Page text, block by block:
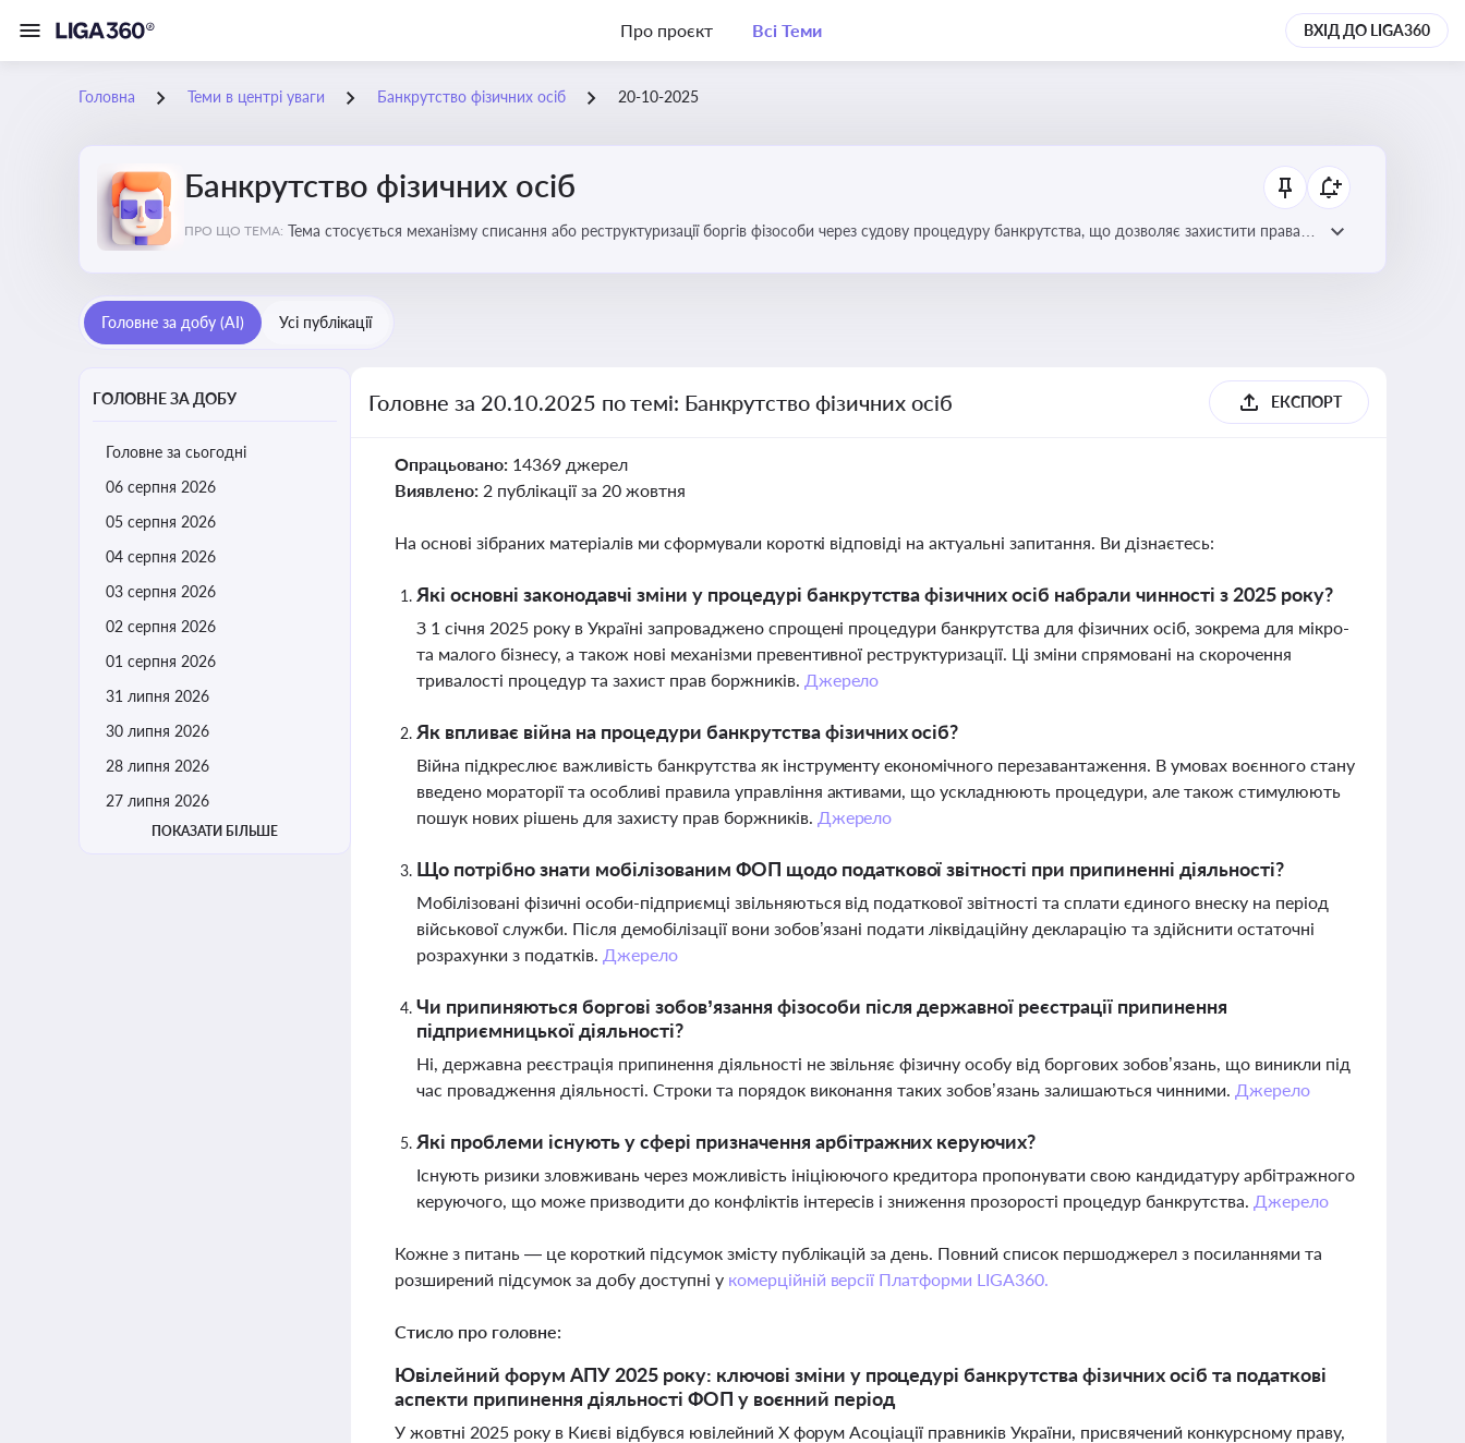
Про проєкт Всі Теми ВХІД ДО LIGA360
Головна Теми в центрі уваги Банкрутство фізичних осіб 20-10-2025
Банкрутство фізичних осіб
ПРО ЩО ТЕМА: Тема стосується механізму списання або реструктуризації боргів фізособи через судову процедуру банкрутства, що дозволяє захистити права
Головне за добу (AI) Усі публікації
ГОЛОВНЕ ЗА ДОБУ
Головне за сьогодні
06 серпня 2026
05 серпня 2026
04 серпня 2026
03 серпня 2026
02 серпня 2026
01 серпня 2026
31 липня 2026
30 липня 2026
28 липня 2026
27 липня 2026
ПОКАЗАТИ БІЛЬШЕ
Головне за 20.10.2025 по темі: Банкрутство фізичних осіб ЕКСПОРТ
Опрацьовано: 14369 джерел
Виявлено: 2 публікації за 20 жовтня
На основі зібраних матеріалів ми сформували короткі відповіді на актуальні запитання. Ви дізнаєтесь:
Які основні законодавчі зміни у процедурі банкрутства фізичних осіб набрали чинності з 2025 року?
З 1 січня 2025 року в Україні запроваджено спрощені процедури банкрутства для фізичних осіб, зокрема для мікро-
та малого бізнесу, а також нові механізми превентивної реструктуризації. Ці зміни спрямовані на скорочення
тривалості процедур та захист прав боржників. Джерело
Як впливає війна на процедури банкрутства фізичних осіб?
Війна підкреслює важливість банкрутства як інструменту економічного перезавантаження. В умовах воєнного стану
введено мораторії та особливі правила управління активами, що ускладнюють процедури, але також стимулюють
пошук нових рішень для захисту прав боржників. Джерело
Що потрібно знати мобілізованим ФОП щодо податкової звітності при припиненні діяльності?
Мобілізовані фізичні особи-підприємці звільняються від податкової звітності та сплати єдиного внеску на період
військової служби. Після демобілізації вони зобов’язані подати ліквідаційну декларацію та здійснити остаточні
розрахунки з податків. Джерело
Чи припиняються боргові зобов’язання фізособи після державної реєстрації припинення
підприємницької діяльності?
Ні, державна реєстрація припинення діяльності не звільняє фізичну особу від боргових зобов’язань, що виникли під
час провадження діяльності. Строки та порядок виконання таких зобов’язань залишаються чинними. Джерело
Які проблеми існують у сфері призначення арбітражних керуючих?
Існують ризики зловживань через можливість ініціюючого кредитора пропонувати свою кандидатуру арбітражного
керуючого, що може призводити до конфліктів інтересів і зниження прозорості процедур банкрутства. Джерело
Кожне з питань — це короткий підсумок змісту публікацій за день. Повний список першоджерел з посиланнями та
розширений підсумок за добу доступні у комерційній версії Платформи LIGA360.
Стисло про головне:
Ювілейний форум АПУ 2025 року: ключові зміни у процедурі банкрутства фізичних осіб та податкові
аспекти припинення діяльності ФОП у воєнний період
У жовтні 2025 року в Києві відбувся ювілейний X форум Асоціації правників України, присвячений конкурсному праву,